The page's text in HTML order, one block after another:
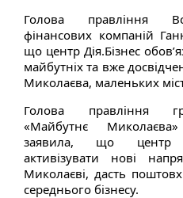
Голова правління
фінансових компаній
що центр Дія.Бізнес
майбутніх та вже
Миколаєва, маленьких
Голова правління
«Майбутнє
заявила, що центр
активізувати нові
Миколаєві, дасть
середнього бізнесу.